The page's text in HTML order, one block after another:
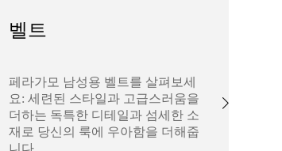
벨트
페라가모 남성용 벨트를 살펴보세
요: 세련된 스타일과 고급스러움을
더하는 독특한 디테일과 섬세한 소
재로 당신의 룩에 우아함을 더해줍
니다.